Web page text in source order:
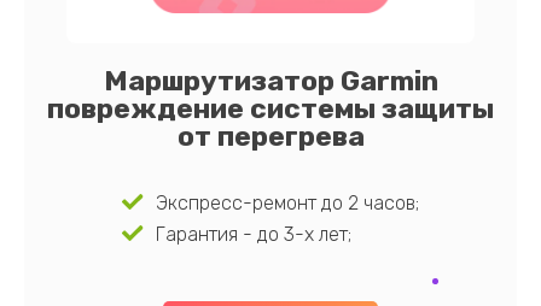
Маршрутизатор Garmin
повреждение системы защиты
от перегрева
Экспресс-ремонт до 2 часов;
Гарантия - до 3-х лет;